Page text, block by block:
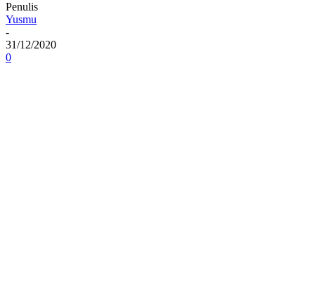
Penulis
Yusmu
-
31/12/2020
0